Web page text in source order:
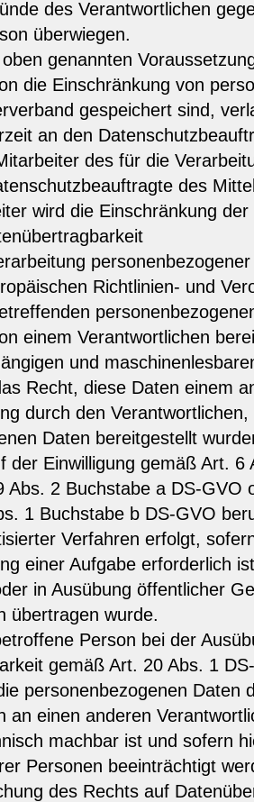
des Verantwortlichen
überwiegen.
genannten
die Einschränkung von
gespeichert sind,
an den
des für die
des
wird die Einschränkung
Richtlinien- und
einem Verantwortlichen
und
Recht, diese Daten einem
durch den Verantwortlichen,
Daten bereitgestellt
der Einwilligung gemäß Art. 6
Abs. 2 Buchstabe a DS-GVO
1 Buchstabe b DS-GVO
Verfahren erfolgt,
einer Aufgabe erforderlich
in Ausübung öffentlicher
übertragen wurde.
Person bei der
gemäß Art. 20 Abs. 1
personenbezogenen Daten
an einen anderen
machbar ist und sofern
Personen beeinträchtigt
des Rechts auf